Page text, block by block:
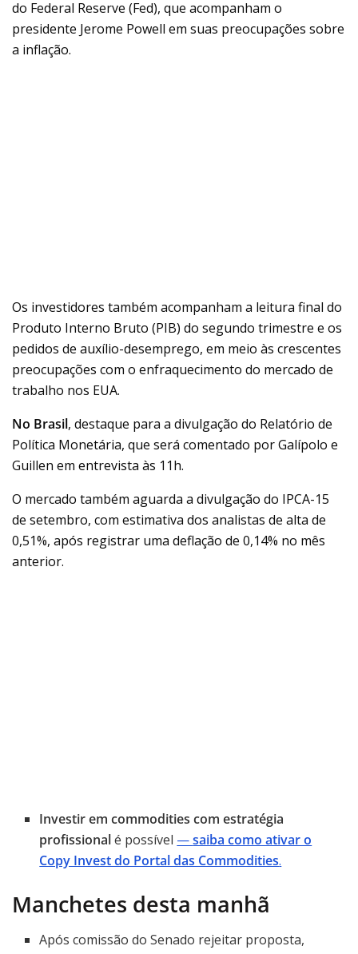
do Federal Reserve (Fed), que acompanham o
presidente Jerome Powell em suas preocupações sobre
a inflação.
Os investidores também acompanham a leitura final do
Produto Interno Bruto (PIB) do segundo trimestre e os
pedidos de auxílio-desemprego, em meio às crescentes
preocupações com o enfraquecimento do mercado de
trabalho nos EUA.
No Brasil, destaque para a divulgação do Relatório de
Política Monetária, que será comentado por Galípolo e
Guillen em entrevista às 11h.
O mercado também aguarda a divulgação do IPCA-15
de setembro, com estimativa dos analistas de alta de
0,51%, após registrar uma deflação de 0,14% no mês
anterior.
Investir em commodities com estratégia
profissionalé possível —saiba como ativar o
Copy Invest do Portal das Commodities.
Manchetes desta manhã
Após comissão do Senado rejeitar proposta,